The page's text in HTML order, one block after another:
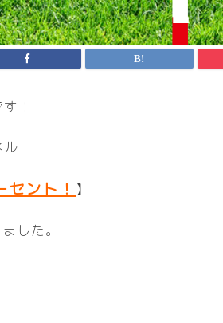
！
ル
ント！ 】
した。